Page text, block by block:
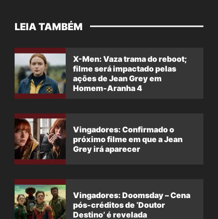
LEIA TAMBÉM
X-Men: Vaza trama do reboot;
filme será impactado pelas
ações de Jean Grey em
Homem-Aranha 4
Vingadores: Confirmado o
próximo filme em que a Jean
Grey irá aparecer
Vingadores: Doomsday – Cena
pós-créditos de ‘Doutor
Destino’ é revelada